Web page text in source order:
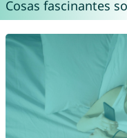
Cosas fascinantes